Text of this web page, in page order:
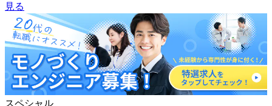
見る
スペシャル